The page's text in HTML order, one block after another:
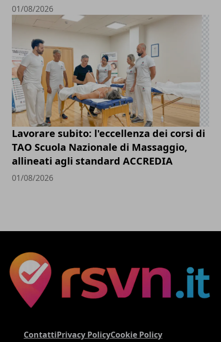
01/08/2026
Lavorare subito: l'eccellenza dei corsi di
TAO Scuola Nazionale di Massaggio,
allineati agli standard ACCREDIA
01/08/2026
ContattiPrivacy PolicyCookie Policy